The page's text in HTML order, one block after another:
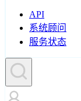
API
系统顾问
服务状态